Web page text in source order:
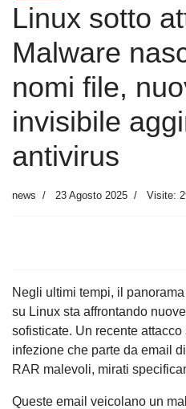
Linux sotto
Malware
nomi file,
invisibile
antivirus
news 23 Agosto 2025 Visite:
Negli ultimi tempi, il
su Linux sta affrontando
sofisticate. Un recente
infezione che parte da email
RAR malevoli, mirati
Queste email veicolano un